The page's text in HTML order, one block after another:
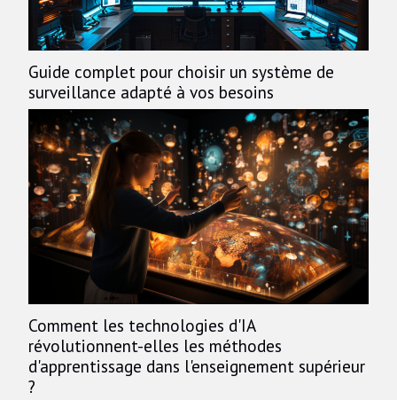
Guide complet pour choisir un système de
surveillance adapté à vos besoins
Comment les technologies d'IA
révolutionnent-elles les méthodes
d'apprentissage dans l'enseignement supérieur
?